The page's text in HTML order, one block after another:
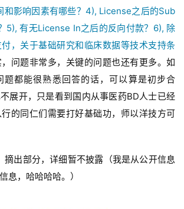
和影响因素有哪些？4), License之后的Sub
5), 有无License In之后的反向付款？6), 除
，关于基础研究和临床数据等技术支持条
问题非常多，关键的问题也还有更多。如
题都能很熟悉回答的话，可以算是初步合
展开，只是看到国内从事医药BD人士已经
的同仁们需要打好基础功，师以洋技方可
摘出部分，详细暂不披露（我是从公开信息
息，哈哈哈哈。）